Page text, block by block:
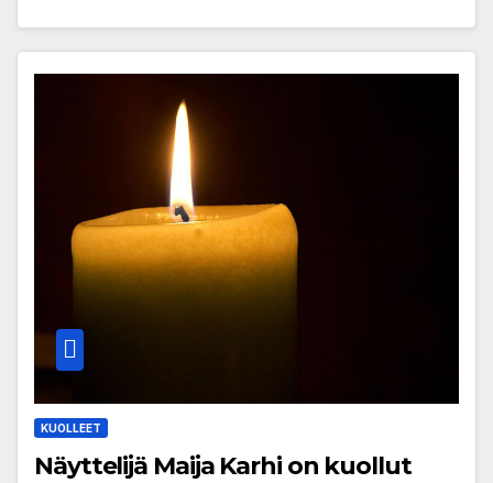
KUOLLEET
Näyttelijä Maija Karhi on kuollut